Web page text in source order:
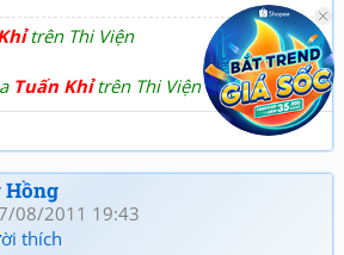
trên Thi Viện
Tuấn Khỉtrên Thi Viện
Hồng
08/2011 19:43
thích